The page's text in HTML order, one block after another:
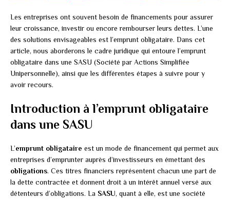
Les entreprises ont souvent besoin de financements pour assurer
leur croissance, investir ou encore rembourser leurs dettes. L’une
des solutions envisageables est l’emprunt obligataire. Dans cet
article, nous aborderons le cadre juridique qui entoure l’emprunt
obligataire dans une SASU (Société par Actions Simplifiée
Unipersonnelle), ainsi que les différentes étapes à suivre pour y
avoir recours.
Introduction à l’emprunt obligataire
dans une SASU
L’emprunt obligataire est un mode de financement qui permet aux
entreprises d’emprunter auprès d’investisseurs en émettant des
obligations. Ces titres financiers représentent chacun une part de
la dette contractée et donnent droit à un intérêt annuel versé aux
détenteurs d’obligations. La SASU, quant à elle, est une société